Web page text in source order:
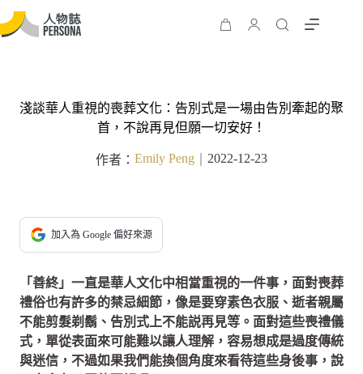
淺談華人重視的喪葬文化：告別式是一場由告別牽起的聚
首，不說再見但願一切安好！
作者： Emily Peng 2022-12-23
加入為 Google 偏好來源
「善終」一直是華人文化中相當重視的一件事，面對喪葬
禮俗也有許多的禁忌細節，像是要穿素色衣服、逝者親屬
不能剪髮剃鬍、告別式上不能説再見等。面對這些喪禮儀
式，單從表面來可能難以讓人理解，容易想成是過度傳統
與迷信，不過如果我們能換個角度來看待這些身後事，說